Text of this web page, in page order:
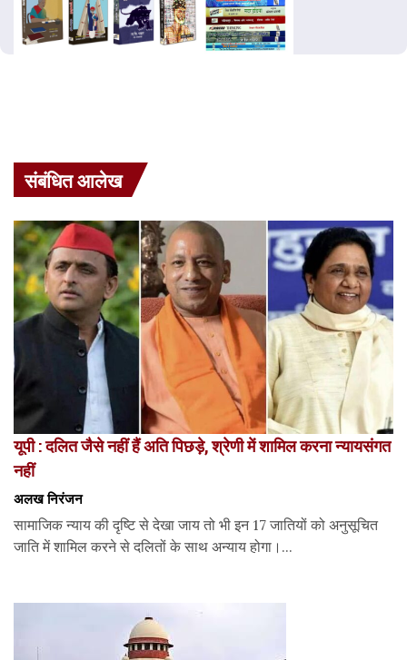
संबंधित आलेख
यूपी : दलित जैसे नहीं हैं अति पिछड़े, श्रेणी में शामिल करना न्यायसंगत
नहीं
अलख निरंजन
सामाजिक न्याय की दृष्टि से देखा जाय तो भी इन 17 जातियों को अनुसूचित
जाति में शामिल करने से दलितों के साथ अन्याय होगा।...